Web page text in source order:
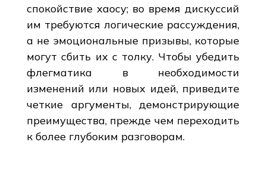
спокойствие хаосу; во время дискуссий
им требуются логические рассуждения,
а не эмоциональные призывы, которые
могут сбить их с толку. Чтобы убедить
флегматика в необходимости
изменений или новых идей, приведите
четкие аргументы, демонстрирующие
преимущества, прежде чем переходить
к более глубоким разговорам.